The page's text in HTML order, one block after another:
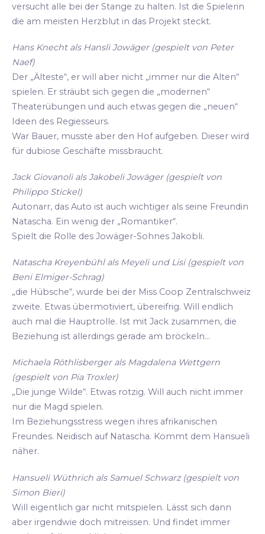
versucht alle bei der Stange zu halten. Ist die Spielerin
die am meisten Herzblut in das Projekt steckt.
Hans Knecht als Hansli Jowäger (gespielt von Peter
Naef)
Der „Älteste“, er will aber nicht „immer nur die Alten“
spielen. Er sträubt sich gegen die „modernen“
Theaterübungen und auch etwas gegen die „neuen“
Ideen des Regiesseurs.
War Bauer, musste aber den Hof aufgeben. Dieser wird
für dubiose Geschäfte missbraucht.
Jack Giovanoli als Jakobeli Jowäger (gespielt von
Philippo Stickel)
Autonarr, das Auto ist auch wichtiger als seine Freundin
Natascha. Ein wenig der „Romantiker“.
Spielt die Rolle des Jowäger-Sohnes Jakobli.
Natascha Kreyenbühl als Meyeli und Lisi (gespielt von
Beni Elmiger-Schrag)
„die Hübsche“, wurde bei der Miss Coop Zentralschweiz
zweite. Etwas übermotiviert, übereifrig. Will endlich
auch mal die Hauptrolle. Ist mit Jack zusammen, die
Beziehung ist allerdings gerade am bröckeln...
Michaela Röthlisberger als Magdalena Wettgern
(gespielt von Pia Troxler)
„Die junge Wilde“. Etwas rotzig. Will auch nicht immer
nur die Magd spielen.
Im Beziehungsstress wegen ihres afrikanischen
Freundes. Neidisch auf Natascha. Kommt dem Hansueli
näher.
Hansueli Wüthrich als Samuel Schwarz (gespielt von
Simon Bieri)
Will eigentlich gar nicht mitspielen. Lässt sich dann
aber irgendwie doch mitreissen. Und findet immer